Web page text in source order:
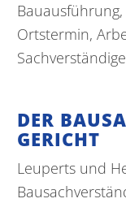
Ortstermin,
DER
GERICHT
Leuperts und